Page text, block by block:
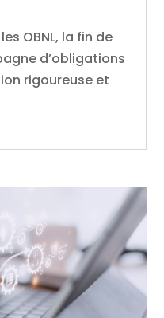
OBNL, la fin de
d’obligations
rigoureuse et